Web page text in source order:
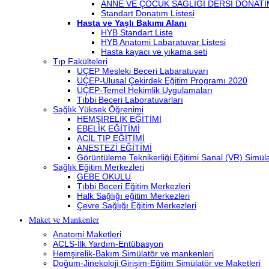
ANNE VE ÇOCUK SAĞLIĞI DERSİ
Standart Donatım Listesi
Hasta ve Yaşlı Bakımı Alanı
HYB Standart Liste
HYB Anatomi Labaratuvar Listesi
Hasta kayacı ve yıkama seti
Tıp Fakülteleri
UÇEP Mesleki Beceri Labaratuvarı
UÇEP-Ulusal Çekirdek Eğitim Programı 2020
UÇEP-Temel Hekimlik Uygulamaları
Tıbbi Beceri Laboratuvarları
Sağlık Yüksek Öğrenimi
HEMŞİRELİK EĞİTİMİ
EBELİK EĞİTİMİ
ACİL TIP EĞİTİMİ
ANESTEZİ EĞİTİMİ
Görüntüleme Teknikerliği Eğitimi Sanal (VR)
Sağlık Eğitim Merkezleri
GEBE OKULU
Tıbbi Beceri Eğitim Merkezleri
Halk Sağlığı eğitim Merkezleri
Çevre Sağlığı Eğitim Merkezleri
Maket ve Mankenler
Anatomi Maketleri
ACLS-İlk Yardım-Entübasyon
Hemşirelik-Bakım Simülatör ve mankenleri
Doğum-Jinekoloji Girişim-Eğitim Simülatör ve Maketleri